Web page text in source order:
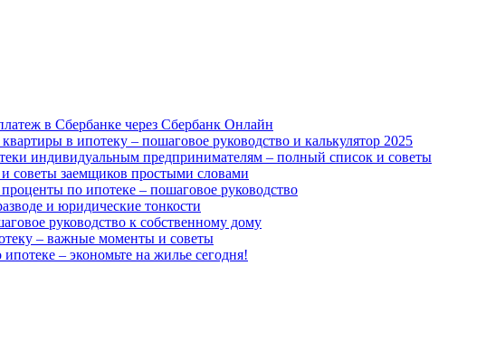
в Сбербанке через Сбербанк Онлайн
в ипотеку – пошаговое руководство и калькулятор 2025
индивидуальным предпринимателям – полный список и советы
советы заемщиков простыми словами
по ипотеке – пошаговое руководство
и юридические тонкости
руководство к собственному дому
– важные моменты и советы
– экономьте на жилье сегодня!